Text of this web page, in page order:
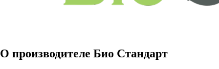
О производителе Био Стандарт